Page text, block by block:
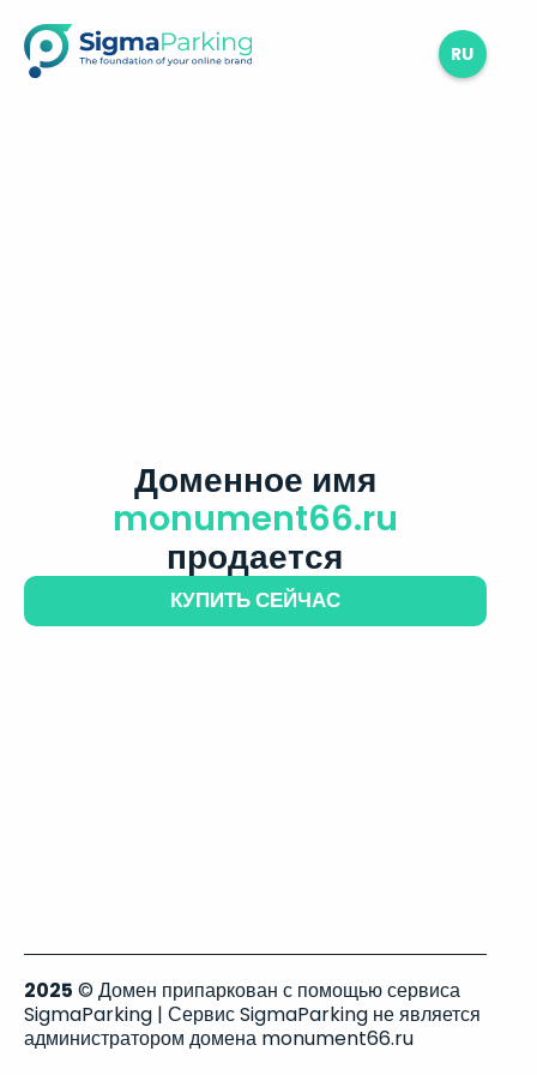
RU
Доменное имя
monument66.ru
продается
КУПИТЬ СЕЙЧАС
2025 © Домен припаркован с помощью сервиса
SigmaParking | Сервис SigmaParking не является
администратором домена monument66.ru